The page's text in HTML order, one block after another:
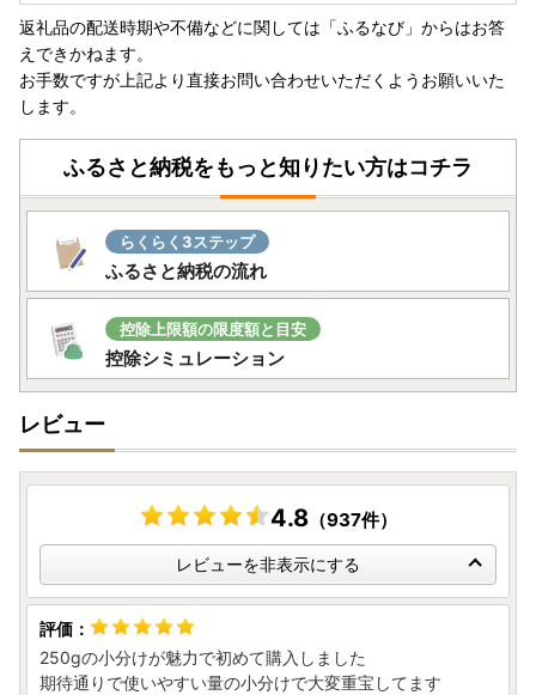
返礼品の配送時期や不備などに関しては「ふるなび」からはお答
えできかねます。
お手数ですが上記より直接お問い合わせいただくようお願いいた
します。
ふるさと納税をもっと知りたい方はコチラ
らくらく3ステップ
ふるさと納税の流れ
控除上限額の限度額と目安
控除シミュレーション
レビュー
4.8（937件）
レビューを非表示にする
250gの小分けが魅力で初めて購入しました
期待通りで使いやすい量の小分けで大変重宝してます